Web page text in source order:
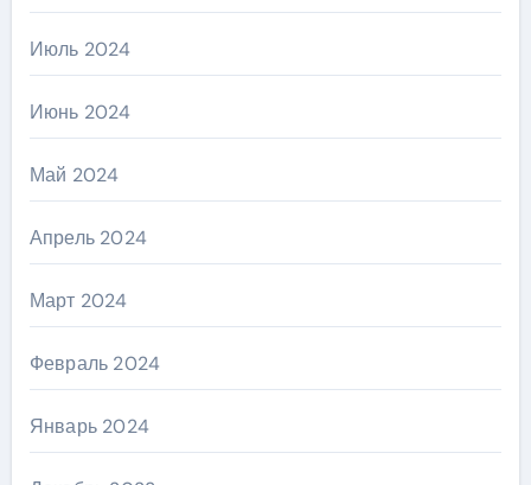
Июль 2024
Июнь 2024
Май 2024
Апрель 2024
Март 2024
Февраль 2024
Январь 2024